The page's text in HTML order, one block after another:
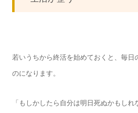
若いうちから終活を始めておくと、毎日
のになります。
「もしかしたら自分は明日死ぬかもし